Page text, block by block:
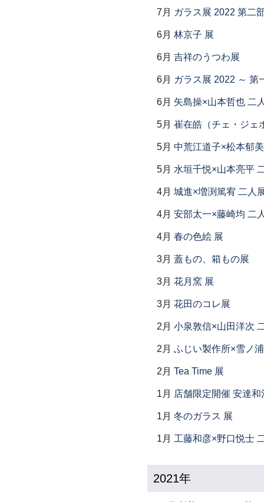
7月 ガラス展 2022 第二
6月 林京子 展
6月 吉祥のうつわ展
6月 ガラス展 2022 ～ 第
6月 矢島操×山本哲也 二
5月 崔在皓（チェ・ジェ
5月 中荒江道子×松本郁
5月 水垣千悦×山本亮平
4月 城進×増渕篤宥 二人
4月 安部太一×藤崎均 二
4月 春の色絵 展
3月 蓋もの、箱もの展
3月 花月窯 展
3月 花田のコレ展
2月 小泉敦信×山田洋次
2月 ふじい製作所×雪ノ
2月 Tea Time 展
1月 店舗限定開催 安達和
1月 冬のガラス 展
1月 工藤和彦×野口悦士
2021年